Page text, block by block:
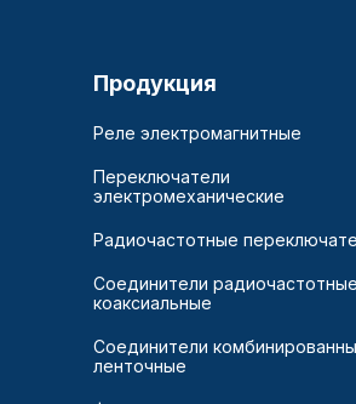
Продукция
Реле электромагнитные
Переключатели
электромеханические
Радиочастотные
Соединители радиочастотные
коаксиальные
Соединители
ленточные